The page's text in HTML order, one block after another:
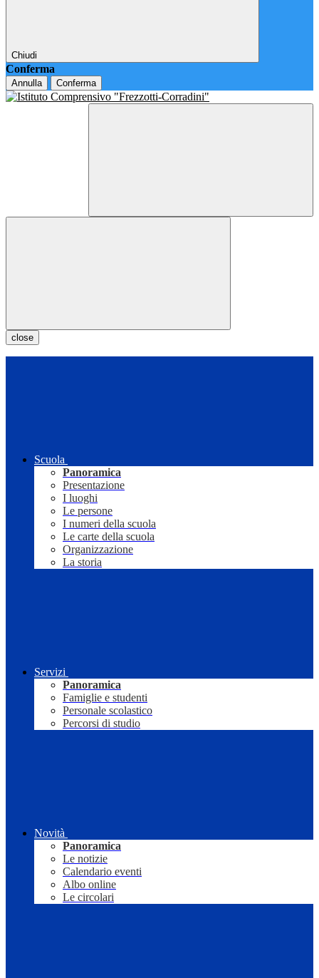
Chiudi
Conferma
Annulla Conferma
close
Scuola
Panoramica
Presentazione
I luoghi
Le persone
I numeri della scuola
Le carte della scuola
Organizzazione
La storia
Servizi
Panoramica
Famiglie e studenti
Personale scolastico
Percorsi di studio
Novità
Panoramica
Le notizie
Calendario eventi
Albo online
Le circolari